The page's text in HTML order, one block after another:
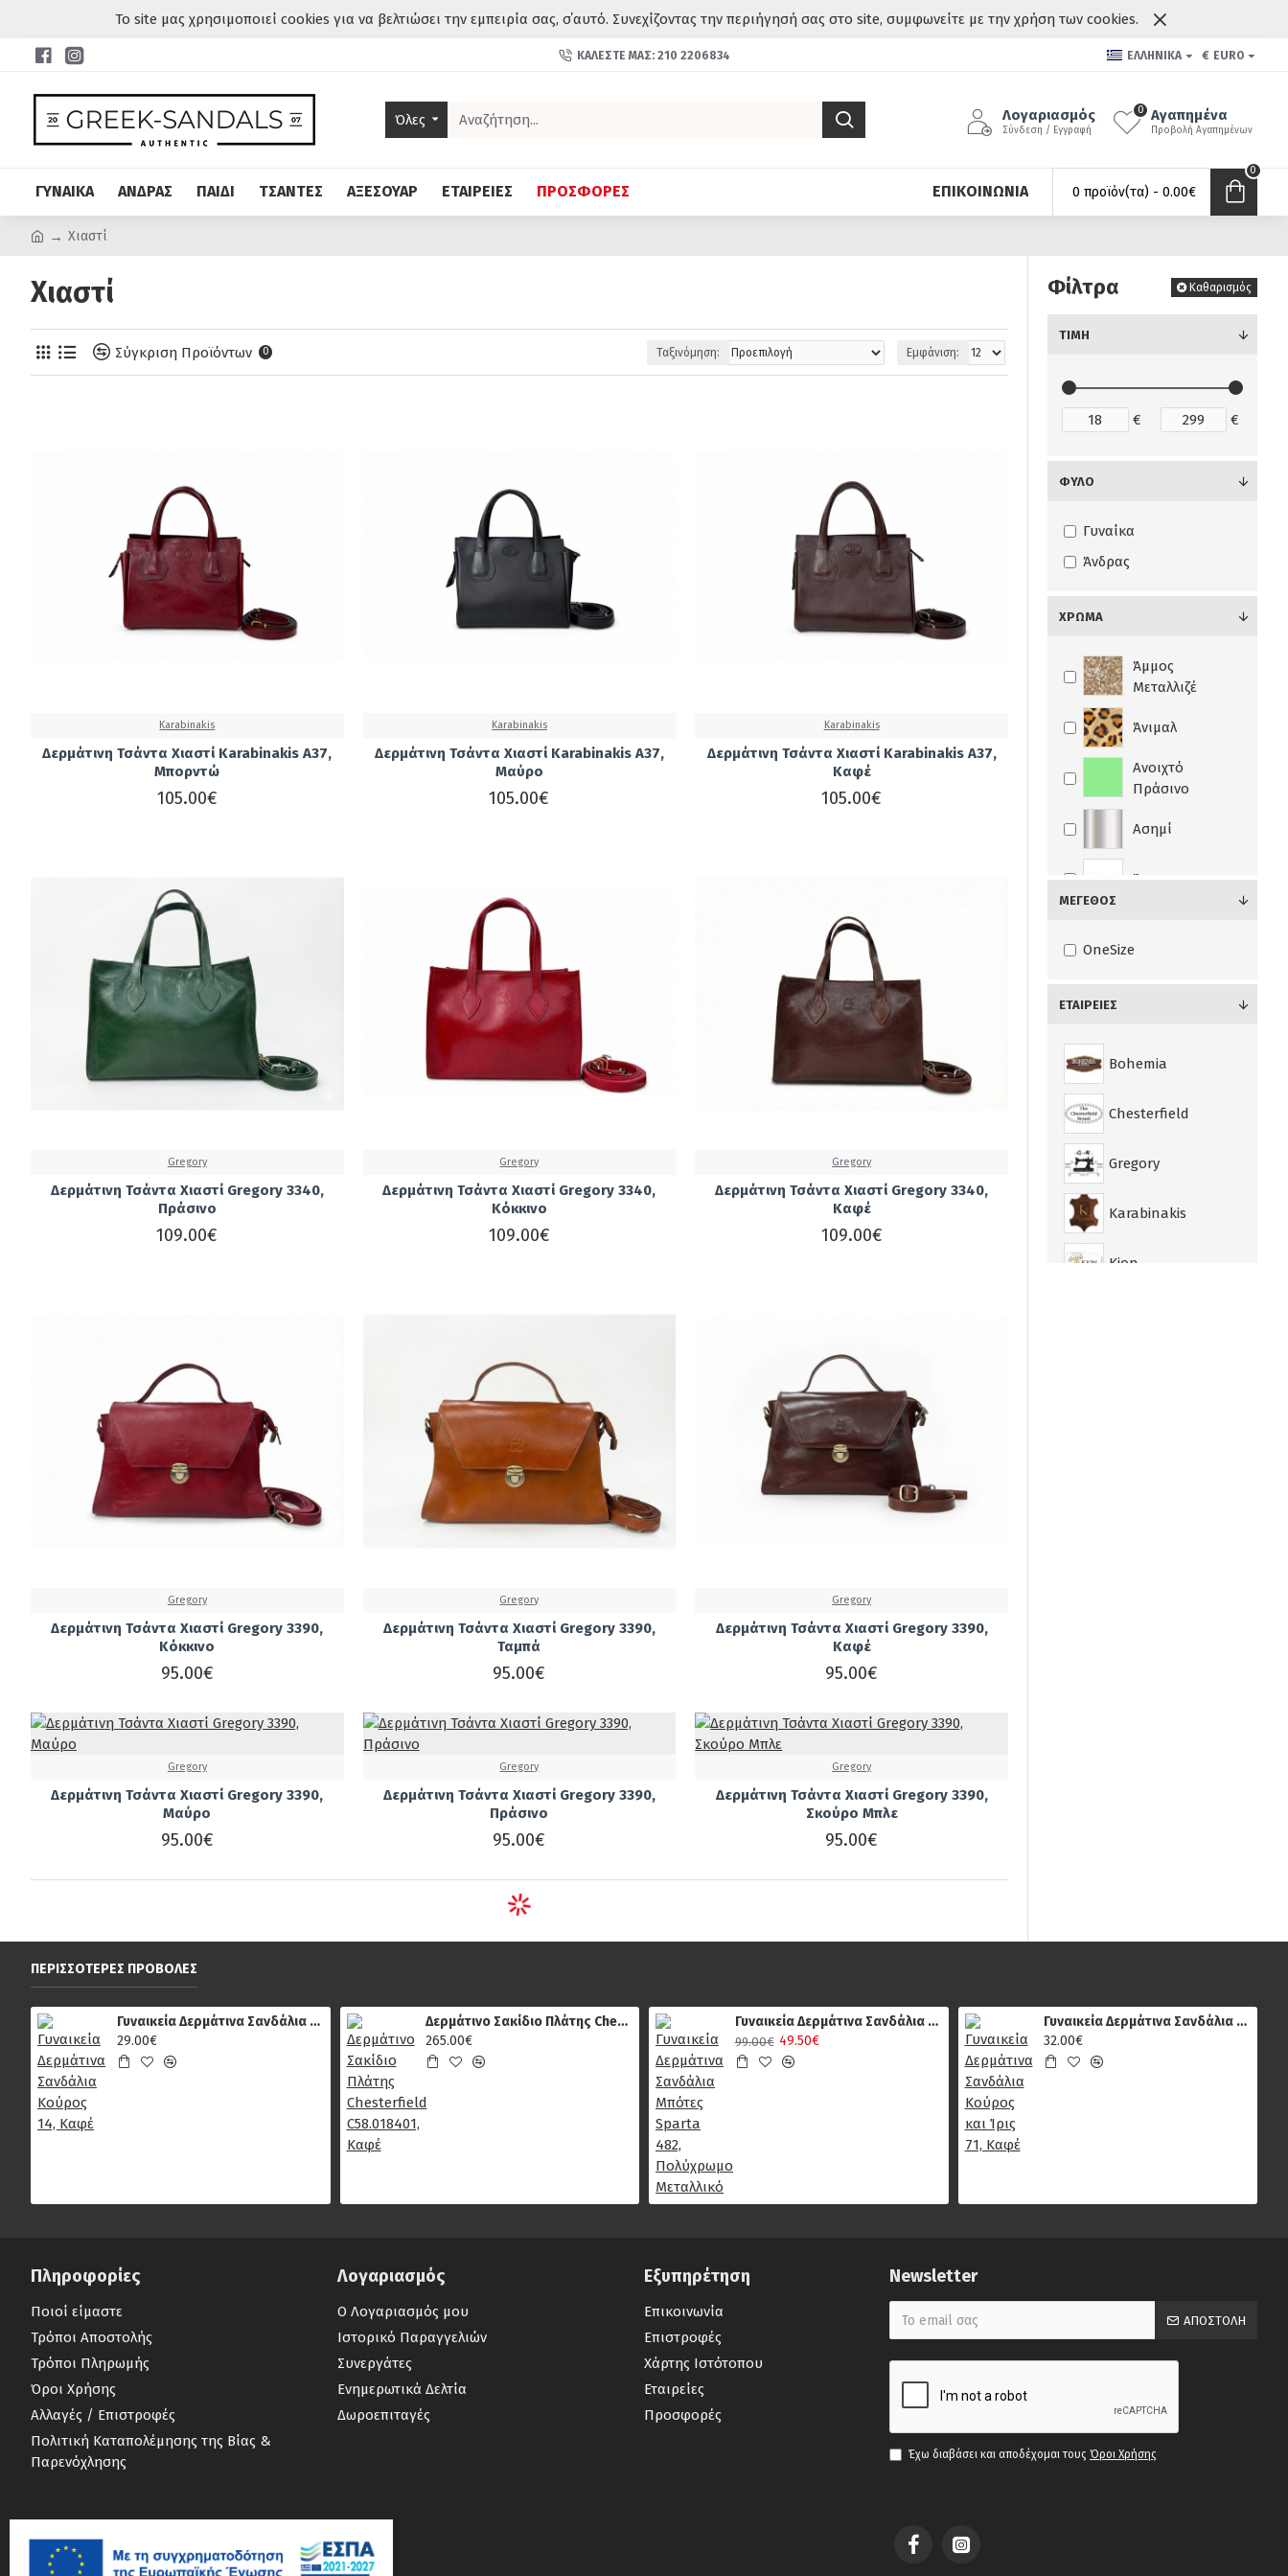
Το site μας χρησιμοποιεί cookies για να βελτιώσει την εμπειρία σας, σ΄αυτό. Συνεχίζοντας την περιήγησή σας στο site, συμφωνείτε με την χρήση των cookies.
ΚΑΛΈΣΤΕ ΜΑΣ: 210 2206834 ΕΛΛΗΝΙΚΆ € EURO
Όλες Λογαριασμός
Σύνδεση / Εγγραφή
Αγαπημένα
Προβολή Αγαπημένων
0
ΓΥΝΑΙΚΑ ΑΝΔΡΑΣ ΠΑΙΔΙ ΤΣΑΝΤΕΣ ΑΞΕΣΟΥΑΡ ΕΤΑΙΡΕΙΕΣ ΠΡΟΣΦΟΡΕΣ ΕΠΙΚΟΙΝΩΝΊΑ 0 προϊόν(τα) - 0.00€
0
Χιαστί
Χιαστί
Σύγκριση Προϊόντων 0 Ταξινόμηση: Εμφάνιση:
Karabinakis
Δερμάτινη Τσάντα Χιαστί Karabinakis A37,
Μπορντώ
105.00€
Karabinakis
Δερμάτινη Τσάντα Χιαστί Karabinakis A37,
Μαύρο
105.00€
Karabinakis
Δερμάτινη Τσάντα Χιαστί Karabinakis A37,
Καφέ
105.00€
Gregory
Δερμάτινη Τσάντα Χιαστί Gregory 3340,
Πράσινο
109.00€
Gregory
Δερμάτινη Τσάντα Χιαστί Gregory 3340,
Κόκκινο
109.00€
Gregory
Δερμάτινη Τσάντα Χιαστί Gregory 3340,
Καφέ
109.00€
Gregory
Δερμάτινη Τσάντα Χιαστί Gregory 3390,
Κόκκινο
95.00€
Gregory
Δερμάτινη Τσάντα Χιαστί Gregory 3390,
Ταμπά
95.00€
Gregory
Δερμάτινη Τσάντα Χιαστί Gregory 3390,
Καφέ
95.00€
Gregory
Δερμάτινη Τσάντα Χιαστί Gregory 3390,
Μαύρο
95.00€
Gregory
Δερμάτινη Τσάντα Χιαστί Gregory 3390,
Πράσινο
95.00€
Gregory
Δερμάτινη Τσάντα Χιαστί Gregory 3390,
Σκούρο Μπλε
95.00€
Φίλτρα Καθαρισμός
ΤΙΜΉ
€ €
ΕΤΑΙΡΕΊΕΣ
Bohemia
Chesterfield
Gregory
Karabinakis
Kion
ΧΡΏΜΑ
Άμμος
Μεταλλιζέ
Άνιμαλ
Ανοιχτό
Πράσινο
Ασημί
Άσπρο
Καφέ Αντίκ
Μαρμαρί
Λουλούδι
Μαύρο
Μαύρο
Πυρογραφία
Αντίκ
Μουσταρδί
ΜΈΓΕΘΟΣ
OneSize
ΦΎΛΟ
Γυναίκα
Άνδρας
ΠΕΡΙΣΣΌΤΕΡΕΣ ΠΡΟΒΟΛΈΣ
Γυναικεία Δερμάτινα Σανδάλια Κούρος 14, Καφέ
29.00€
Δερμάτινο Σακίδιο Πλάτης Chesterfield C58.018401, Καφέ
265.00€
Γυναικεία Δερμάτινα Σανδάλια Μπότες Sparta 482, Πολύχρωμο Μεταλλικό
99.00€ 49.50€
Γυναικεία Δερμάτινα Σανδάλια Κούρος και Ίρις 71, Καφέ
32.00€
Πληροφορίες
Ποιοί είμαστε
Τρόποι Αποστολής
Τρόποι Πληρωμής
Όροι Χρήσης
Αλλαγές / Επιστροφές
Πολιτική Καταπολέμησης της Βίας &
Παρενόχλησης
Λογαριασμός
Ο Λογαριασμός μου
Ιστορικό Παραγγελιών
Συνεργάτες
Ενημερωτικά Δελτία
Δωροεπιταγές
Εξυπηρέτηση
Επικοινωνία
Επιστροφές
Χάρτης Ιστότοπου
Εταιρείες
Προσφορές
Newsletter
ΑΠΟΣΤΟΛΉ
Έχω διαβάσει και αποδέχομαι τους Όροι Χρήσης